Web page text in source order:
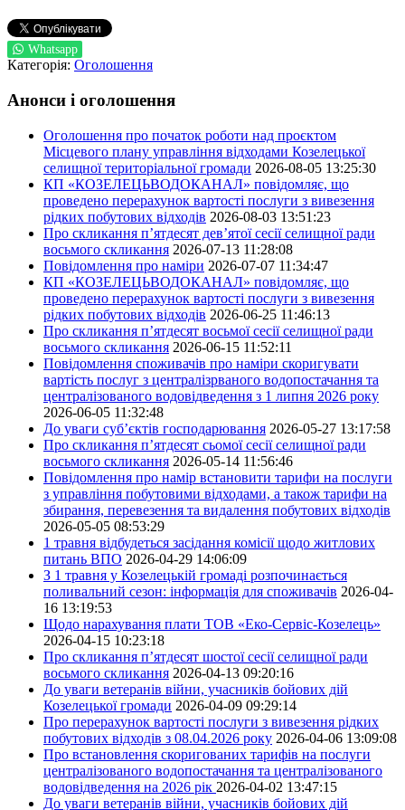
Whatsapp
Категорія: Оголошення
Анонси і оголошення
Оголошення про початок роботи над проєктом
Місцевого плану управління відходами Козелецької
селищної територіальної громади 2026-08-05 13:25:30
КП «КОЗЕЛЕЦЬВОДОКАНАЛ» повідомляє, що
проведено перерахунок вартості послуги з вивезення
рідких побутових відходів 2026-08-03 13:51:23
Про скликання п’ятдесят дев’ятої сесії селищної ради
восьмого скликання 2026-07-13 11:28:08
Повідомлення про наміри 2026-07-07 11:34:47
КП «КОЗЕЛЕЦЬВОДОКАНАЛ» повідомляє, що
проведено перерахунок вартості послуги з вивезення
рідких побутових відходів 2026-06-25 11:46:13
Про скликання п’ятдесят восьмої сесії селищної ради
восьмого скликання 2026-06-15 11:52:11
Повідомлення споживачів про наміри скоригувати
вартість послуг з централізрваного водопостачання та
централізованого водовідведення з 1 липня 2026 року
2026-06-05 11:32:48
До уваги суб’єктів господарювання 2026-05-27 13:17:58
Про скликання п’ятдесят сьомої сесії селищної ради
восьмого скликання 2026-05-14 11:56:46
Повідомлення про намір встановити тарифи на послуги
з управління побутовими відходами, а також тарифи на
збирання, перевезення та видалення побутових відходів
2026-05-05 08:53:29
1 травня відбудеться засідання комісії щодо житлових
питань ВПО 2026-04-29 14:06:09
З 1 травня у Козелецькій громаді розпочинається
поливальний сезон: інформація для споживачів 2026-04-
16 13:19:53
Щодо нарахування плати ТОВ «Еко-Сервіс-Козелець»
2026-04-15 10:23:18
Про скликання п’ятдесят шостої сесії селищної ради
восьмого скликання 2026-04-13 09:20:16
До уваги ветеранів війни, учасників бойових дій
Козелецької громади 2026-04-09 09:29:14
Про перерахунок вартості послуги з вивезення рідких
побутових відходів з 08.04.2026 року 2026-04-06 13:09:08
Про встановлення скоригованих тарифів на послуги
централізованого водопостачання та централізованого
водовідведення на 2026 рік 2026-04-02 13:47:15
До уваги ветеранів війни, учасників бойових дій